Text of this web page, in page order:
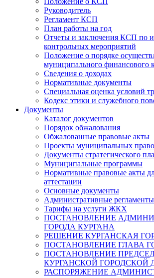
Руководитель
Регламент КСП
План работы на год
Отчеты и заключения КСП по
контрольных мероприятий
Положение о порядке
муниципального финансового
Сведения о доходах
Нормативные документы
Специальная оценка условий
Кодекс этики и служебного
Документы
Каталог документов
Порядок обжалования
Обжалованные правовые акты
Проекты муниципальных
Документы стратегического
Муниципальные программы
Нормативные правовые акты
аттестации
Основные документы
Административные регламенты
Тарифы на услуги ЖКХ
ПОСТАНОВЛЕНИЕ
ГОРОДА КУРГАНА
РЕШЕНИЕ КУРГАНСКАЯ
ПОСТАНОВЛЕНИЕ ГЛАВА
ПОСТАНОВЛЕНИЕ
КУРГАНСКОЙ ГОРОДСКОЙ
РАСПОРЯЖЕНИЕ